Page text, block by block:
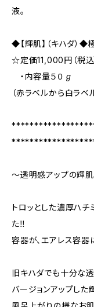
液。
◆【輝肌】（キハダ）
☆定価11,000円（税込
・内容量５０ℊ
（赤ラベルから白ラベ
～透明感アップの輝
トロッとした濃厚ハチ
た‼️
容器が、エアレス容器
旧キハダでも十分な
バージョンアップした